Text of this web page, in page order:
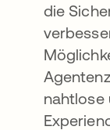
die
nahtlose